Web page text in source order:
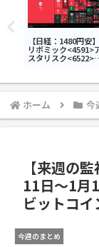
デ
【日経：1480円安】
リボミック<4591>
スタリスク<6522>
デイトレ7月7日
ホーム 今
【来週の
11日～1月
ビットコ
今週のまとめ